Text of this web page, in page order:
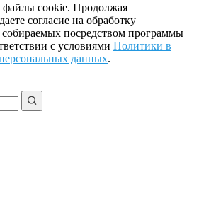
файлы cookie. Продолжая
согласие на обработку
посредством программы
с условиями Политики в
данных.